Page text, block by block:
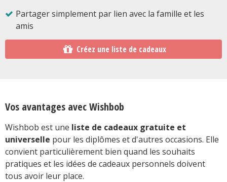
Partager simplement par lien avec la famille et les
amis
Créez une liste de cadeaux
Vos avantages avec Wishbob
Wishbob est une liste de cadeaux gratuite et
universelle pour les diplômes et d'autres occasions. Elle
convient particulièrement bien quand les souhaits
pratiques et les idées de cadeaux personnels doivent
tous avoir leur place.